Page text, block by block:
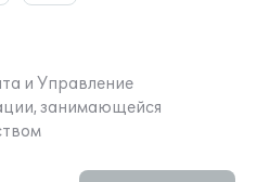
и Управление
занимающейся